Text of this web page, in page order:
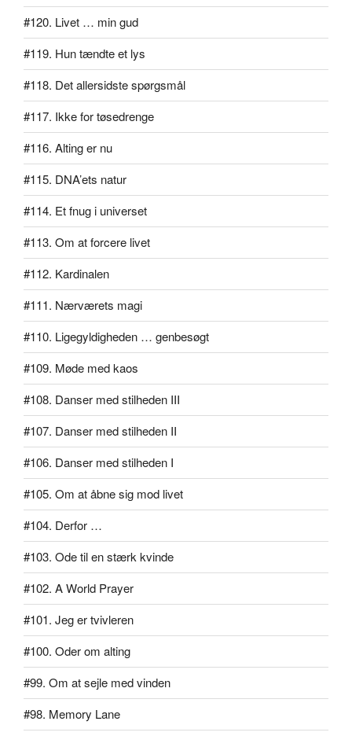
#120. Livet … min gud
#119. Hun tændte et lys
#118. Det allersidste spørgsmål
#117. Ikke for tøsedrenge
#116. Alting er nu
#115. DNA’ets natur
#114. Et fnug i universet
#113. Om at forcere livet
#112. Kardinalen
#111. Nærværets magi
#110. Ligegyldigheden … genbesøgt
#109. Møde med kaos
#108. Danser med stilheden III
#107. Danser med stilheden II
#106. Danser med stilheden I
#105. Om at åbne sig mod livet
#104. Derfor …
#103. Ode til en stærk kvinde
#102. A World Prayer
#101. Jeg er tvivleren
#100. Oder om alting
#99. Om at sejle med vinden
#98. Memory Lane